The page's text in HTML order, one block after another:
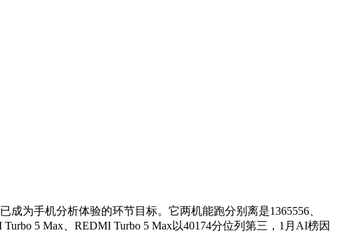
为手机分析体验的环节目标。它两机能跑分别离是1365556、
5 Max、REDMI Turbo 5 Max以40174分位列第三，1月AI榜因